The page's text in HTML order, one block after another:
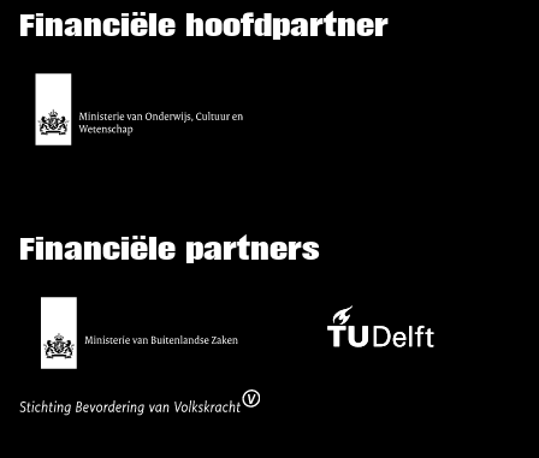
Financiële hoofdpartner
Financiële partners